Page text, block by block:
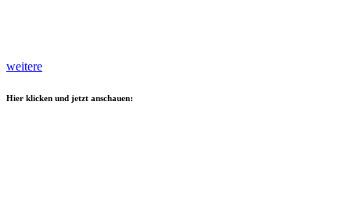
weitere
Hier klicken und jetzt anschauen: